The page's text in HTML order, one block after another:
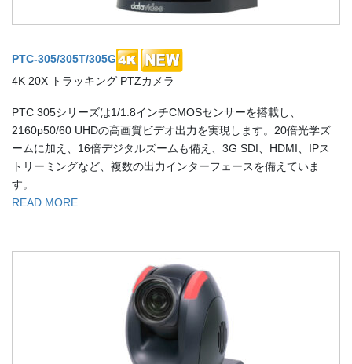
PTC-305/305T/305G
4K 20X トラッキング PTZカメラ
PTC 305シリーズは1/1.8インチCMOSセンサーを搭載し、
2160p50/60 UHDの高画質ビデオ出力を実現します。20倍光学ズ
ームに加え、16倍デジタルズームも備え、3G SDI、HDMI、IPス
トリーミングなど、複数の出力インターフェースを備えていま
す。
READ MORE